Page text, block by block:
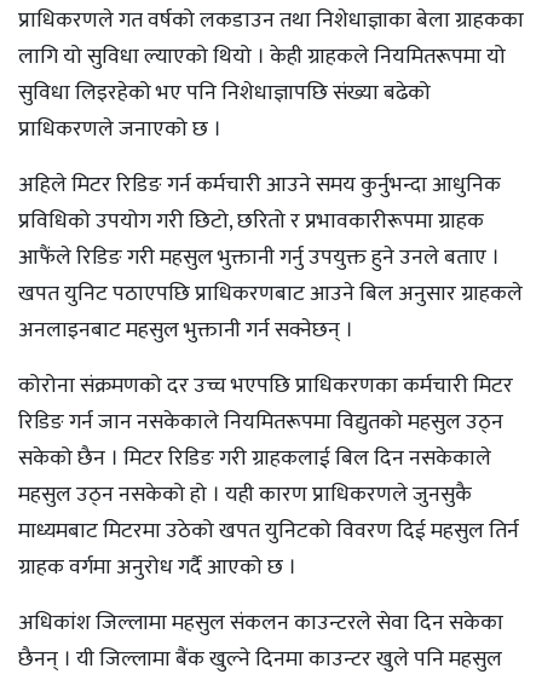
प्राधिकरणले गत वर्षको लकडाउन तथा निशेधाज्ञाका बेला ग्राहकका
लागि यो सुविधा ल्याएको थियो । केही ग्राहकले नियमितरूपमा यो
सुविधा लिइरहेको भए पनि निशेधाज्ञापछि संख्या बढेको
प्राधिकरणले जनाएको छ ।
अहिले मिटर रिडिङ गर्न कर्मचारी आउने समय कुर्नुभन्दा आधुनिक
प्रविधिको उपयोग गरी छिटो, छरितो र प्रभावकारीरूपमा ग्राहक
आफैंले रिडिङ गरी महसुल भुक्तानी गर्नु उपयुक्त हुने उनले बताए ।
खपत युनिट पठाएपछि प्राधिकरणबाट आउने बिल अनुसार ग्राहकले
अनलाइनबाट महसुल भुक्तानी गर्न सक्नेछन् ।
कोरोना संक्रमणको दर उच्च भएपछि प्राधिकरणका कर्मचारी मिटर
रिडिङ गर्न जान नसकेकाले नियमितरूपमा विद्युतको महसुल उठ्न
सकेको छैन । मिटर रिडिङ गरी ग्राहकलाई बिल दिन नसकेकाले
महसुल उठ्न नसकेको हो । यही कारण प्राधिकरणले जुनसुकै
माध्यमबाट मिटरमा उठेको खपत युनिटको विवरण दिई महसुल तिर्न
ग्राहक वर्गमा अनुरोध गर्दै आएको छ ।
अधिकांश जिल्लामा महसुल संकलन काउन्टरले सेवा दिन सकेका
छैनन् । यी जिल्लामा बैंक खुल्ने दिनमा काउन्टर खुले पनि महसुल